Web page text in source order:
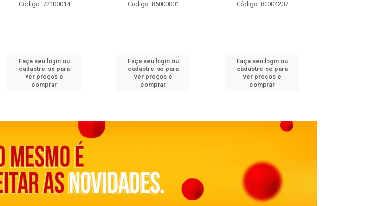
Código: 72100014
Faça seu login ou
cadastre-se para
ver preços e
comprar
Código: 86000001
Faça seu login ou
cadastre-se para
ver preços e
comprar
Código: 80004207
Faça seu login ou
cadastre-se para
ver preços e
comprar